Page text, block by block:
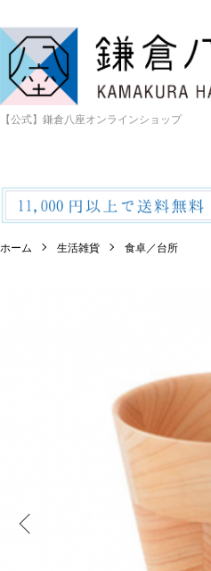
【公式】鎌倉八座オンラインショップ
ホーム 生活雑貨 食卓／台所